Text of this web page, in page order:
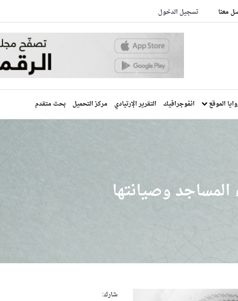
معنا تسجيل الدخول
الموقع انفوجرافيك التقرير الإرتيادي مركز التحميل بحث متقدم
شارك: